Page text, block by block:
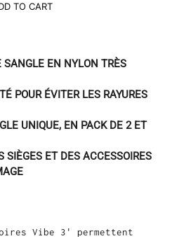
TO CART
SANGLE EN NYLON TRÈS
POUR ÉVITER LES RAYURES
UNIQUE, EN PACK DE 2 ET
SIÈGES ET DES ACCESSOIRES
Vibe 3' permettent